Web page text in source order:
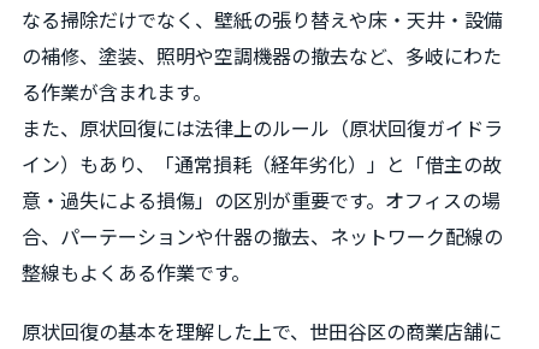
なる掃除だけでなく、壁紙の張り替えや床・天井・設備
の補修、塗装、照明や空調機器の撤去など、多岐にわた
る作業が含まれます。
また、原状回復には法律上のルール（原状回復ガイドラ
イン）もあり、「通常損耗（経年劣化）」と「借主の故
意・過失による損傷」の区別が重要です。オフィスの場
合、パーテーションや什器の撤去、ネットワーク配線の
整線もよくある作業です。
原状回復の基本を理解した上で、世田谷区の商業店舗に